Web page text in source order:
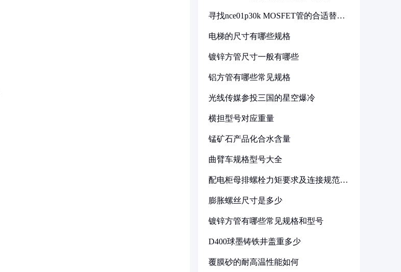
寻找nce01p30k MOSFET管的合适替代
电梯的尺寸有哪些规格
镀锌方管尺寸一般有哪些
铝方管有哪些常见规格
光线传媒参投三国的星空爆冷
横担型号对应重量
锰矿石产品化合水含量
曲臂车规格型号大全
配电柜母排螺栓力矩要求及连接规范详
膨胀螺丝尺寸是多少
镀锌方管有哪些常见规格和型号
D400球墨铸铁井盖重多少
覆膜砂的耐高温性能如何